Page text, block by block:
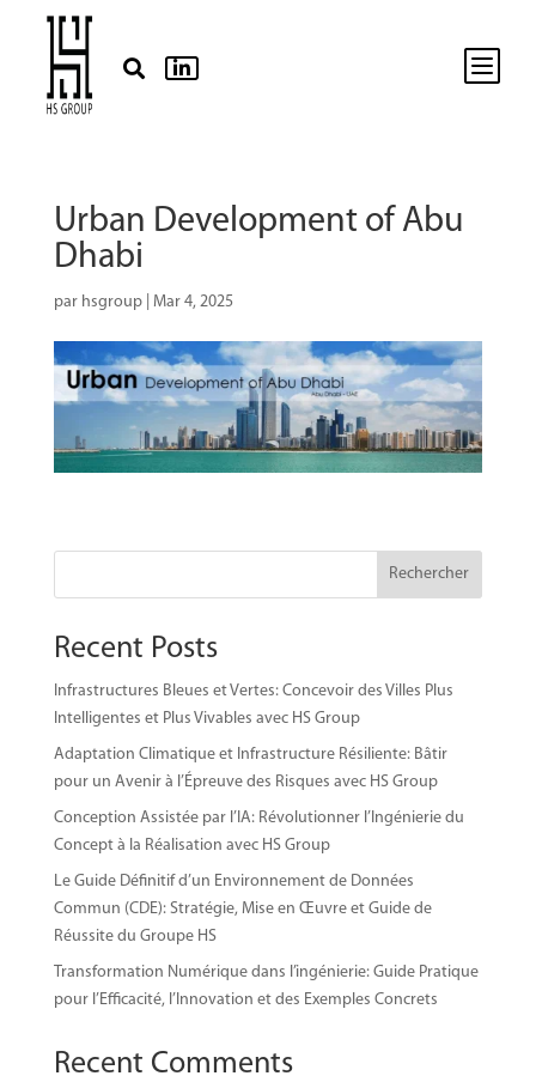
  b
Urban Development of Abu
Dhabi
par hsgroup| Mar 4, 2025
Rechercher
Recent Posts
Infrastructures Bleues et Vertes: Concevoir des Villes Plus
Intelligentes et Plus Vivables avec HS Group
Adaptation Climatique et Infrastructure Résiliente: Bâtir
pour un Avenir à l’Épreuve des Risques avec HS Group
Conception Assistée par l’IA: Révolutionner l’Ingénierie du
Concept à la Réalisation avec HS Group
Le Guide Définitif d’un Environnement de Données
Commun (CDE): Stratégie, Mise en Œuvre et Guide de
Réussite du Groupe HS
Transformation Numérique dans l’ingénierie: Guide Pratique
pour l’Efficacité, l’Innovation et des Exemples Concrets
Recent Comments